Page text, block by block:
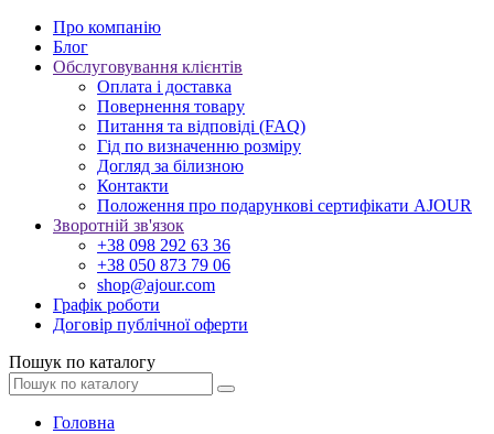
Про компанію
Блог
Обслуговування клієнтів
Оплата і доставка
Повернення товару
Питання та відповіді (FAQ)
Гід по визначенню розміру
Догляд за білизною
Контакти
Положення про подарункові сертифікати AJOUR
Зворотній зв'язок
+38 098 292 63 36
+38 050 873 79 06
shop@ajour.com
Графік роботи
Договір публічної оферти
Пошук по каталогу
Головна